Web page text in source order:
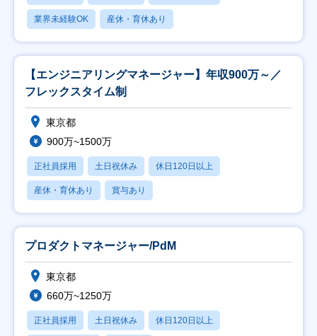
業界未経験OK 産休・育休あり
【エンジニアリングマネージャー】年収900万～／
フレックスタイム制
東京都
900万~1500万
正社員採用 土日祝休み 休日120日以上
産休・育休あり 賞与あり
プロダクトマネージャー/PdM
東京都
660万~1250万
正社員採用 土日祝休み 休日120日以上